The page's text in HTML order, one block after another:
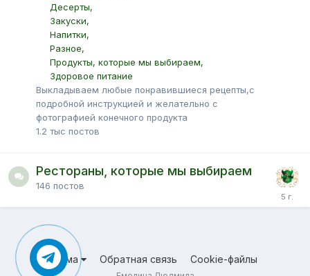
Десерты
Закуски
Напитки
Разное
Продукты, которые мы выбираем
Здоровое питание
Выкладываем любые понравившиеся рецепты,с
подробной инструкцией и желательно с
фотографией конечного продукта
1.2 тыс постов
Рестораны, которые мы выбираем
146 постов
Тема Обратная связь Cookie-файлы